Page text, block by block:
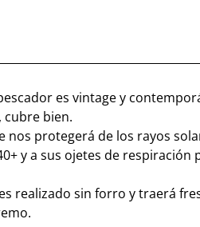
es vintage y
cubre bien.
nos protegerá de los rayos
y a sus ojetes de respiración
realizado sin forro y traerá